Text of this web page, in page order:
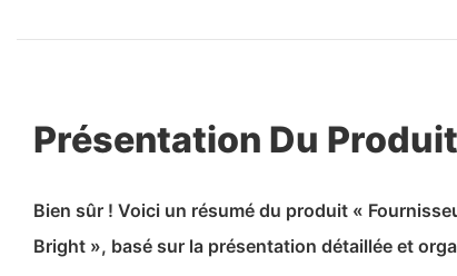
Présentation Du Produit
Bien sûr ! Voici un résumé du produit «
Bright », basé sur la présentation détaillée et